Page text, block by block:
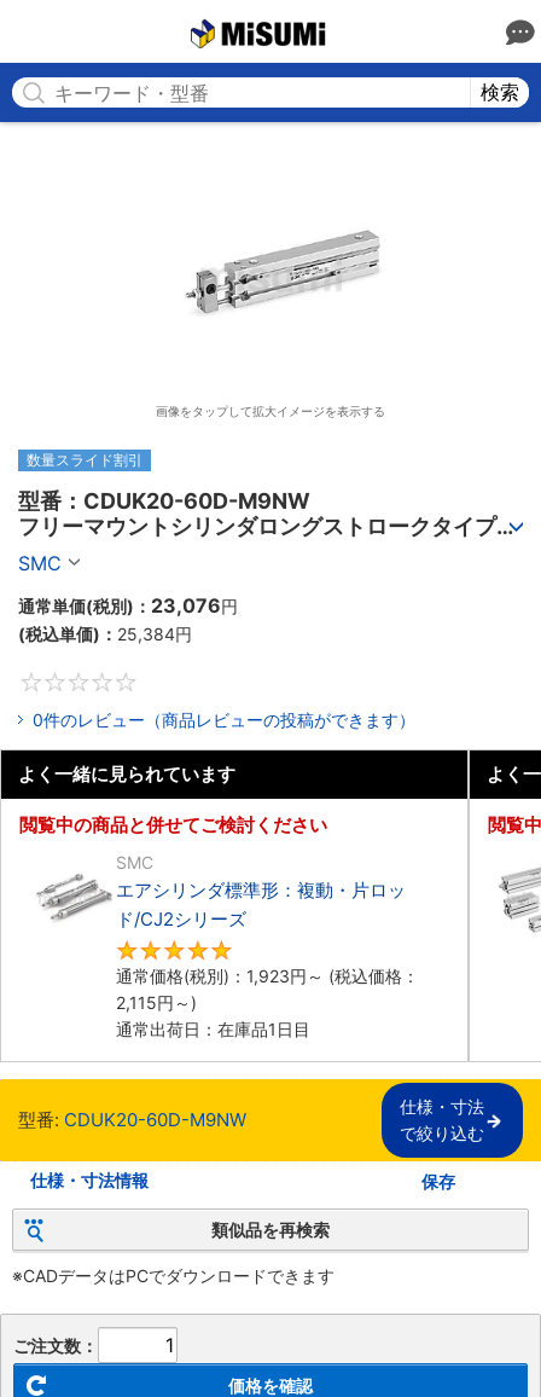
検索
画像をタップして拡大イメージを表示する
数量スライド割引
型番：CDUK20-60D-M9NW
フリーマウントシリンダロングストロークタイプ、
ロッド回り止め形、複動:片ロッド/CUKシリーズ
SMC
通常単価(税別)： 23,076円
(税込単価)： 25,384円
0件のレビュー（商品レビューの投稿ができます）
よく一緒に見られています
閲覧中の商品と併せてご検討ください
SMC
エアシリンダ標準形：複動・片ロッ
ド/CJ2シリーズ
通常価格(税別)： 1,923円 ～ (税込価格：
2,115円 ～)
通常出荷日：在庫品1日目
よく
閲覧
型番: CDUK20-60D-M9NW
仕様・寸法
で絞り込む
仕様・寸法情報 保存
類似品を再検索
※CADデータはPCでダウンロードできます
ご注文数：
価格を確認